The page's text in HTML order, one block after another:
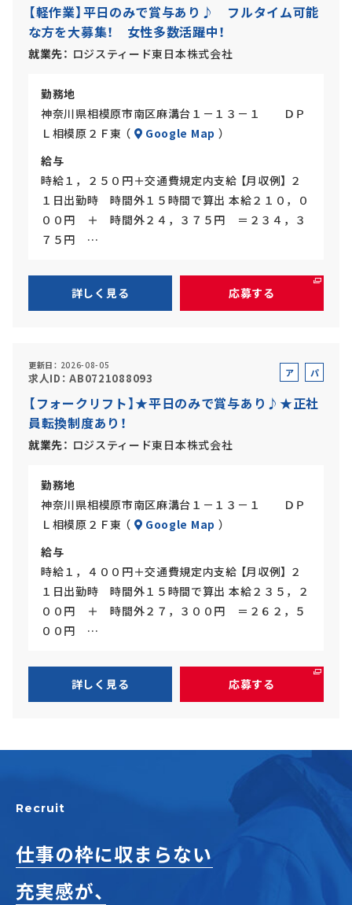
バ
ト
【軽作業】平日のみで賞与あり♪ フルタイム可能
な方を大募集！ 女性多数活躍中！
就業先 ロジスティード東日本株式会社
勤務地
神奈川県相模原市南区麻溝台１－１３－１ ＤＰ
Ｌ相模原２Ｆ東 （
Google Map ）
給与
時給１，２５０円＋交通費規定内支給 【月収例】 ２
１日出勤時 時間外１５時間で算出 本給２１０，０
００円 ＋ 時間外２４，３７５円 ＝２３４，３
７５円 …
詳しく見る 応募する
更新日 2026-08-05
求人ID AB0721088093
ア
バ
パ
ト
【フォークリフト】★平日のみで賞与あり♪★正社
員転換制度あり！
就業先 ロジスティード東日本株式会社
勤務地
神奈川県相模原市南区麻溝台１－１３－１ ＤＰ
Ｌ相模原２Ｆ東 （
Google Map ）
給与
時給１，４００円＋交通費規定内支給 【月収例】 ２
１日出勤時 時間外１５時間で算出 本給２３５，２
００円 ＋ 時間外２７，３００円 ＝２６２，５
００円 …
詳しく見る 応募する
Recruit
仕事の枠に収まらない
充実感が、